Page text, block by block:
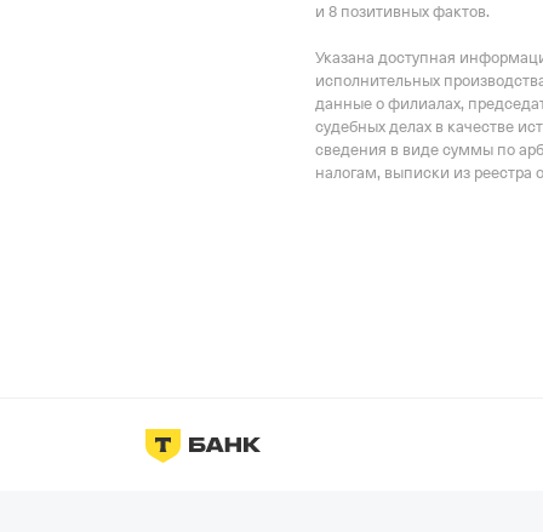
и 8 позитивных фактов.
Указана доступная
исполнительных
данные о филиалах,
судебных делах в качестве
сведения в виде суммы по
налогам, выписки из реестра